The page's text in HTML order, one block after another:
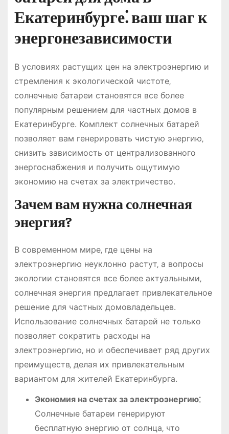
Екатеринбурге⁚ ваш шаг к
энергонезависимости
В условиях растущих цен на электроэнергию и
стремления к экологической чистоте‚
солнечные батареи становятся все более
популярным решением для частных домов в
Екатеринбурге. Комплект солнечных батарей
позволяет вам генерировать чистую энергию‚
снизить зависимость от централизованного
энергоснабжения и получить ощутимую
экономию на счетах за электричество.
Зачем вам нужна солнечная
энергия?
В современном мире‚ где цены на
электроэнергию неуклонно растут‚ а вопросы
экологии становятся все более актуальными‚
солнечная энергия предлагает привлекательное
решение для частных домовладельцев.
Использование солнечных батарей не только
позволяет сократить расходы на
электроэнергию‚ но и обеспечивает ряд других
преимуществ‚ делая их привлекательным
вариантом для жителей Екатеринбурга.
Экономия на счетах за электроэнергию⁚
Солнечные батареи генерируют
бесплатную энергию от солнца‚ что